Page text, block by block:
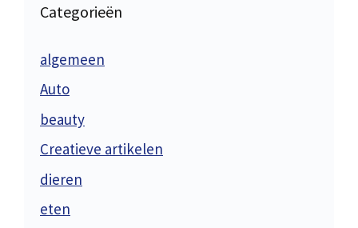
Categorieën
algemeen
Auto
beauty
Creatieve artikelen
dieren
eten